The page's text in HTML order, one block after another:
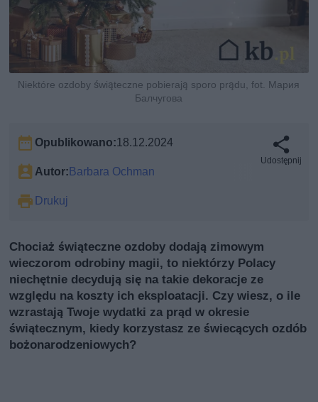
Niektóre ozdoby świąteczne pobierają sporo prądu, fot. Мария
Балчугова
Opublikowano:18.12.2024
Autor:Barbara Ochman
Drukuj
Udostępnij
Chociaż świąteczne ozdoby dodają zimowym
wieczorom odrobiny magii, to niektórzy Polacy
niechętnie decydują się na takie dekoracje ze
względu na koszty ich eksploatacji. Czy wiesz, o ile
wzrastają Twoje wydatki za prąd w okresie
świątecznym, kiedy korzystasz ze świecących ozdób
bożonarodzeniowych?